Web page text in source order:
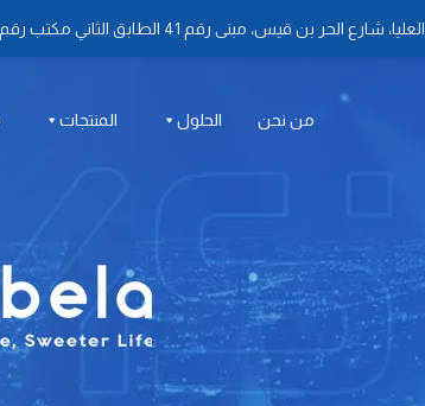
العليا، شارع الحر بن قيس، مبنى رقم 41 الطابق الثاني مكتب رقم 9، الرياض
من نحن الحلول المنتجات